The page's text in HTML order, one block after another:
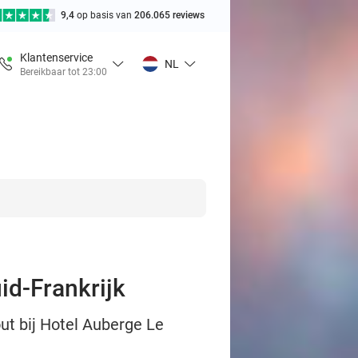
9,4 op basis van 206.065 reviews
Klantenservice
Bereikbaar tot 23:00
NL
Frankrijk
bij Hotel Auberge Le